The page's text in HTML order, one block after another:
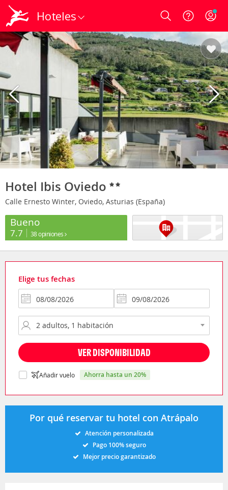
Hoteles Login
Hotel Ibis Oviedo
Calle Ernesto Winter, Oviedo, Asturias (España)
Bueno
7.7 38 opiniones
Elige tus fechas
VER DISPONIBILIDAD
Añadir vuelo ahorra hasta un 20%
Por qué reservar tu hotel con Atrápalo
Atención personalizada
Pago 100% seguro
Mejor precio garantizado